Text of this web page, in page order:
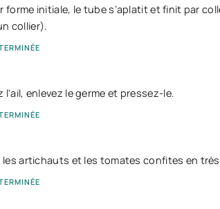
forme initiale, le tube s’aplatit et finit par
collier).
l'ail, enlevez le germe et pressez-le.
les artichauts et les tomates confites en